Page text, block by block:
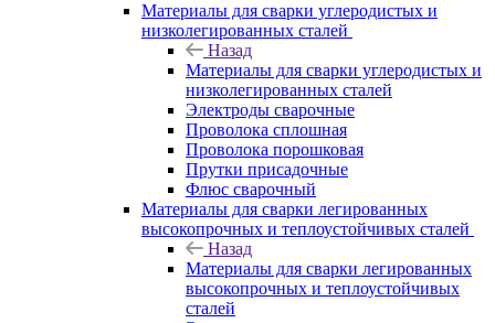
Материалы для сварки углеродистых и
низколегированных сталей
Назад
Материалы для сварки углеродистых и
низколегированных сталей
Электроды сварочные
Проволока сплошная
Проволока порошковая
Прутки присадочные
Флюс сварочный
Материалы для сварки легированных
высокопрочных и теплоустойчивых сталей
Назад
Материалы для сварки легированных
высокопрочных и теплоустойчивых
сталей